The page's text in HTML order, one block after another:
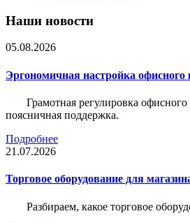
Наши новости
05.08.2026
Эргономичная настройка
Грамотная регулировка
поясничная поддержка.
Подробнее
21.07.2026
Торговое оборудование для
Разбираем, какое торговое